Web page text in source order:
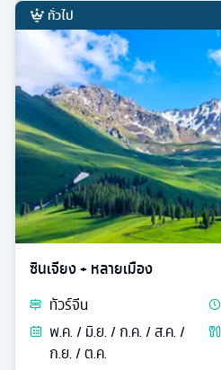
ทั่วไป
ซินเจียง + หลายเมือง
ทัวร์จีน
พ.ค. / มิ.ย. / ก.ค. / ส.ค. /
ก.ย. / ต.ค.